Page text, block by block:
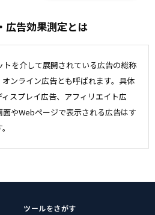
広告効果測定とは
を介して展開されている広告の総称
ンライン広告とも呼ばれます。具体
スプレイ広告、アフィリエイト広
やWebページで表示される広告はす
ツールをさがす